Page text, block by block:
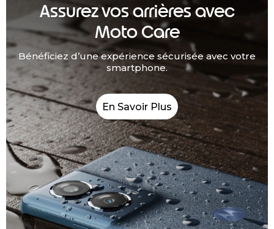
Assurez vos arrières avec
Moto Care
Bénéficiez d’une expérience sécurisée avec votre
smartphone.
En Savoir Plus